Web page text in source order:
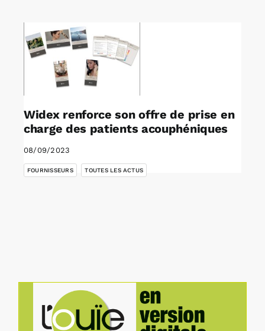
Rechercher:
Annonces emploi
Widex renforce son offre de prise en
charge des patients acouphéniques
08/09/2023
FOURNISSEURS TOUTES LES ACTUS